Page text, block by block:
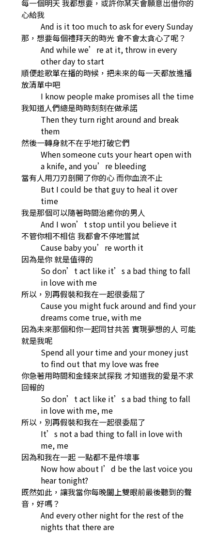
每一個明天 我都想要，或許你某天會願意出借你的
心給我
And is it too much to ask for every Sunday
那，想要每個禮拜天的時光 會不會太貪心了呢？
And while we’re at it, throw in every
other day to start
順便趁歌單在播的時候，把未來的每一天都放進播
放清單中吧
I know people make promises all the time
我知道人們總是時時刻刻在做承諾
Then they turn right around and break
them
然後一轉身就不在乎地打破它們
When someone cuts your heart open with
a knife, and you’re bleeding
當有人用刀刃剖開了你的心 而你血流不止
But I could be that guy to heal it over
time
我是那個可以隨著時間治癒你的男人
And I won’t stop until you believe it
不管你相不相信 我都會不停地嘗試
Cause baby you’re worth it
因為是你 就是值得的
So don’t act like it’s a bad thing to fall
in love with me
所以，別再假裝和我在一起很委屈了
Cause you might fuck around and find your
dreams come true, with me
因為未來那個和你一起同甘共苦 實現夢想的人 可能
就是我呢
Spend all your time and your money just
to find out that my love was free
你急著用時間和金錢來試探我 才知道我的愛是不求
回報的
So don’t act like it’s a bad thing to fall
in love with me, me
所以，別再假裝和我在一起很委屈了
It’s not a bad thing to fall in love with
me, me
因為和我在一起 一點都不是件壞事
Now how about I’d be the last voice you
hear tonight?
既然如此，讓我當你每晚闔上雙眼前最後聽到的聲
音，好嗎？
And every other night for the rest of the
nights that there are